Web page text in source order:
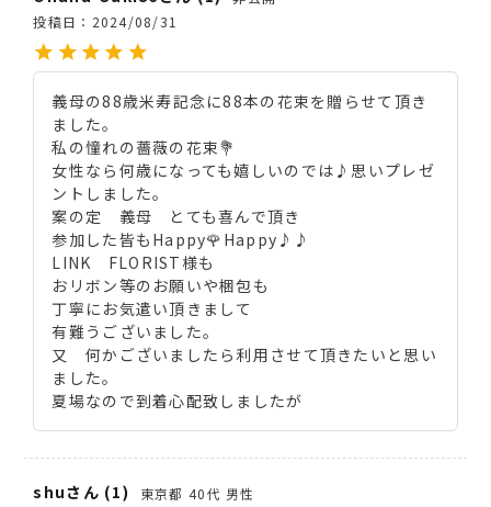
投稿日
2024/08/31
義母の88歳米寿記念に88本の花束を贈らせて頂き
ました。
私の憧れの薔薇の花束💐
女性なら何歳になっても嬉しいのでは♪思いプレゼ
ントしました。
案の定　義母　とても喜んで頂き
参加した皆もHappy🌹Happy♪♪
LINK　FLORIST様も
おリボン等のお願いや梱包も
丁寧にお気遣い頂きまして
有難うございました。
又　何かございましたら利用させて頂きたいと思い
ました。
夏場なので到着心配致しましたが
shu 1 東京都 40代 男性